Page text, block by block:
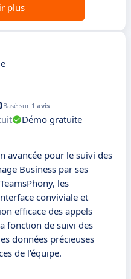
plus
Basé sur 1 avis
Démo gratuite
avancée pour le suivi des
Business par ses
les
conviviale et
efficace des appels
fonction de suivi des
données précieuses
de l'équipe.